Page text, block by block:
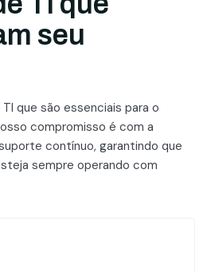
seu
que são essenciais para o
compromisso é com a
contínuo, garantindo que
sempre operando com